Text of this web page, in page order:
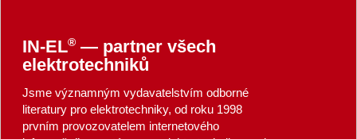
IN-EL®— partner všech
elektrotechniků
Jsme významným vydavatelstvím odborné
literatury pro elektrotechniky, od roku 1998
prvním provozovatelem internetového